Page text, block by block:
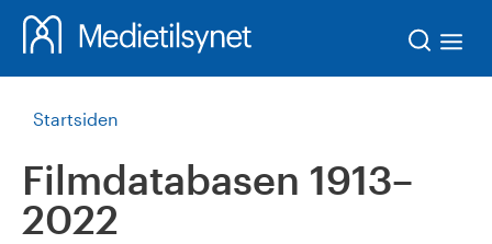
Startsiden
Filmdatabasen 1913–
2022